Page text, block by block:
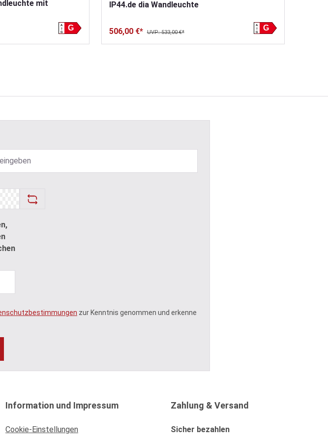
mit
G
A
G
IP44.de dia Wandleuchte
506,00 €* UVP: 533,00 €*
G
A
G
zur Kenntnis genommen und erkenne
Information und Impressum
Cookie-Einstellungen
Zahlung & Versand
Sicher bezahlen